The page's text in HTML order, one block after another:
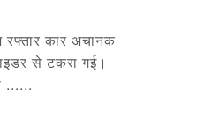
कार अचानक
से टकरा गई।
......